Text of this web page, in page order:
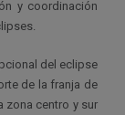
y coordinación
del eclipse
de la franja de
zona centro y sur